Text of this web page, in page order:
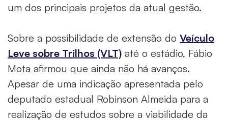
um dos principais projetos da atual gestão.
Sobre a possibilidade de extensão do Veículo
Leve sobre Trilhos (VLT) até o estádio, Fábio
Mota afirmou que ainda não há avanços.
Apesar de uma indicação apresentada pelo
deputado estadual Robinson Almeida para a
realização de estudos sobre a viabilidade da